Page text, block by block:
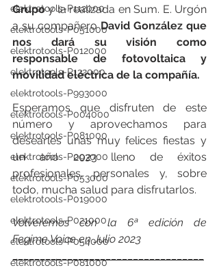
elektrotools-P112000
elektrotools-P051000
elektrotools-P012000
elektrotools-P132000
elektrotools-P993000
elektrotools-P004000
elektrotools-P081000
elektrotools-P093000
elektrotools-P053000
elektrotools-P019000
elektrotools-P021000
elektrotools-P054000
elektrotools-P081000
Grupo y la realizada en Sum. E. Urgón
a su compañero David González que
nos dará su visión como
responsable de fotovoltaica y
movilidad eléctrica de la compañía.
Esperamos que disfruten de este
número y aprovechamos para
desearles unas muy felices fiestas y
un año 2023 lleno de éxitos
profesionales, personales y, sobre
todo, mucha salud para disfrutarlos.
Volveremos con la 6ª edición de
Fegime Voice en Julio 2023
___________________________________